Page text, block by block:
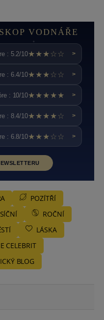
VODNÁŘE
: 5.2/10★★★☆☆ >
: 6.4/10★★★☆☆ >
: 10/10★★★★★ >
: 8.4/10★★★★☆ >
: 6.8/10★★★☆☆ >
POZÍTŘÍ
ROČNÍ
LÁSKA
CELEBRIT
BLOG